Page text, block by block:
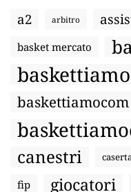
a2 arbitro
basket mercato
baskettiamocom
canestri caserta
fip giocatori